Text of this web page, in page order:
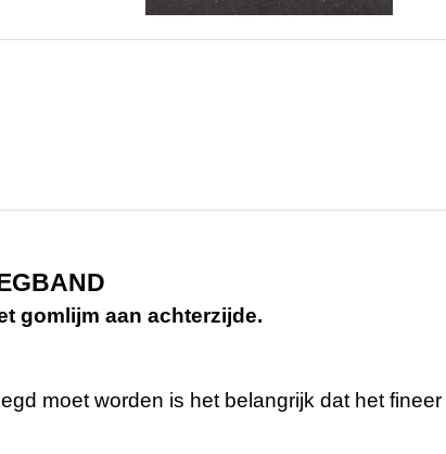
gomlijm aan achterzijde.
moet worden is het belangrijk dat het